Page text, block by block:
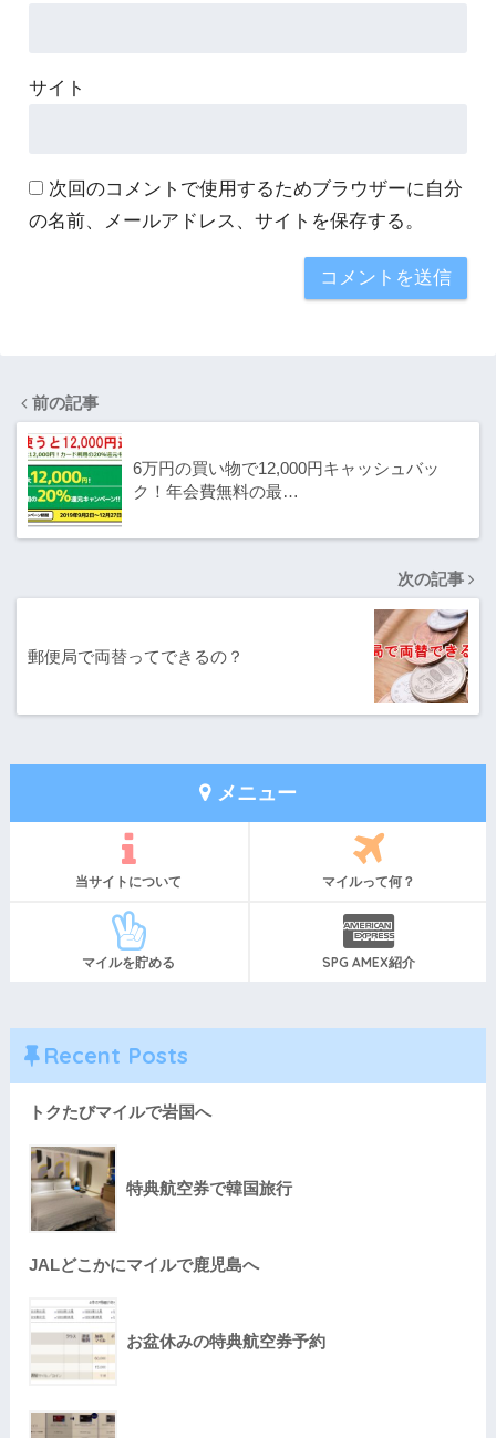
サイト
次回のコメントで使用するためブラウザーに自分
の名前、メールアドレス、サイトを保存する。
前の記事
6万円の買い物で12,000円キャッシュバッ
ク！年会費無料の最…
次の記事
郵便局で両替ってできるの？
メニュー
当サイトについて マイルって何？
マイルを貯める SPG AMEX紹介
Recent Posts
トクたびマイルで岩国へ
特典航空券で韓国旅行
JALどこかにマイルで鹿児島へ
お盆休みの特典航空券予約